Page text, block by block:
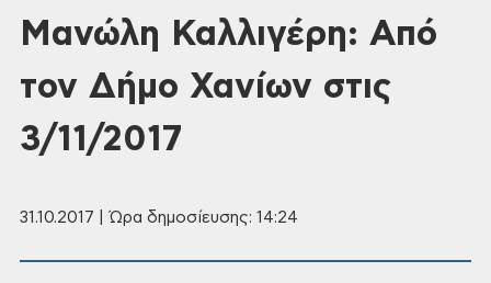
Μανώλη Καλλιγέρη: Από
τον Δήμο Χανίων στις
3/11/2017
31.10.2017 | Ώρα δημοσίευσης: 14:24